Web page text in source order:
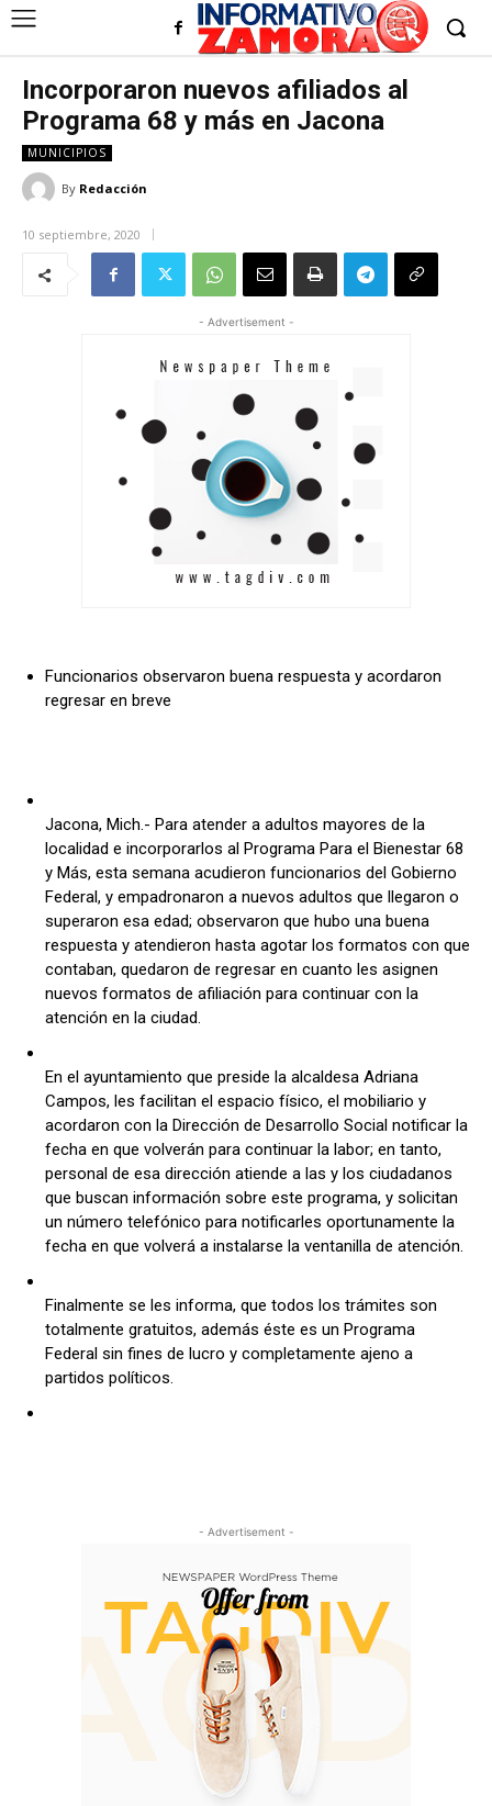
Incorporaron nuevos afiliados al
Programa 68 y más en Jacona
MUNICIPIOS
By Redacción
10 septiembre, 2020
- Advertisement -
Funcionarios observaron buena respuesta y acordaron
regresar en breve
Jacona, Mich.- Para atender a adultos mayores de la
localidad e incorporarlos al Programa Para el Bienestar 68
y Más, esta semana acudieron funcionarios del Gobierno
Federal, y empadronaron a nuevos adultos que llegaron o
superaron esa edad; observaron que hubo una buena
respuesta y atendieron hasta agotar los formatos con que
contaban, quedaron de regresar en cuanto les asignen
nuevos formatos de afiliación para continuar con la
atención en la ciudad.
En el ayuntamiento que preside la alcaldesa Adriana
Campos, les facilitan el espacio físico, el mobiliario y
acordaron con la Dirección de Desarrollo Social notificar la
fecha en que volverán para continuar la labor; en tanto,
personal de esa dirección atiende a las y los ciudadanos
que buscan información sobre este programa, y solicitan
un número telefónico para notificarles oportunamente la
fecha en que volverá a instalarse la ventanilla de atención.
Finalmente se les informa, que todos los trámites son
totalmente gratuitos, además éste es un Programa
Federal sin fines de lucro y completamente ajeno a
partidos políticos.
- Advertisement -